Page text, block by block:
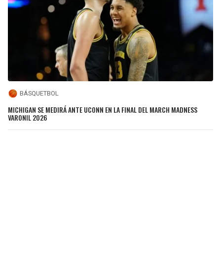
BÁSQUETBOL
MICHIGAN SE MEDIRÁ ANTE UCONN EN LA FINAL DEL MARCH MADNESS
VARONIL 2026